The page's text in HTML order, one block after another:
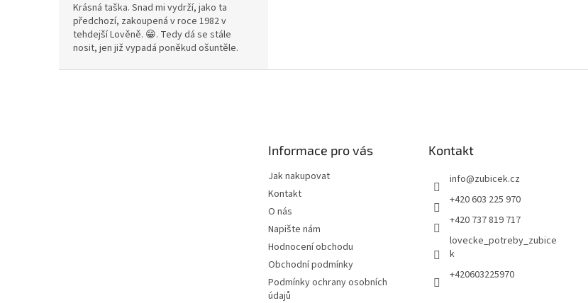
Krásná taška. Snad mi vydrží, jako ta
předchozí, zakoupená v roce 1982 v
tehdejší Lověně. 😁. Tedy dá se stále
nosit, jen již vypadá poněkud ošuntěle.
Informace pro vás
Jak nakupovat
Kontakt
O nás
Napište nám
Hodnocení obchodu
Obchodní podmínky
Podmínky ochrany osobních
údajů
Kontakt
info@zubicek.cz
+420 603 225 970
+420 737 819 717
lovecke_potreby_zubice
k
+420603225970